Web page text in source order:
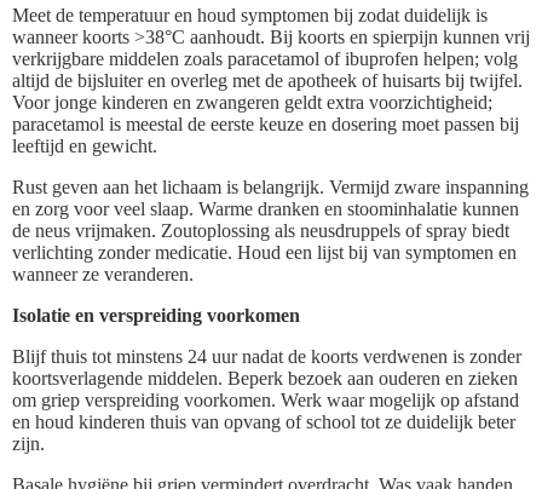
Meet de temperatuur en houd symptomen bij zodat duidelijk is
wanneer koorts >38°C aanhoudt. Bij koorts en spierpijn kunnen vrij
verkrijgbare middelen zoals paracetamol of ibuprofen helpen; volg
altijd de bijsluiter en overleg met de apotheek of huisarts bij twijfel.
Voor jonge kinderen en zwangeren geldt extra voorzichtigheid;
paracetamol is meestal de eerste keuze en dosering moet passen bij
leeftijd en gewicht.
Rust geven aan het lichaam is belangrijk. Vermijd zware inspanning
en zorg voor veel slaap. Warme dranken en stoominhalatie kunnen
de neus vrijmaken. Zoutoplossing als neusdruppels of spray biedt
verlichting zonder medicatie. Houd een lijst bij van symptomen en
wanneer ze veranderen.
Isolatie en verspreiding voorkomen
Blijf thuis tot minstens 24 uur nadat de koorts verdwenen is zonder
koortsverlagende middelen. Beperk bezoek aan ouderen en zieken
om griep verspreiding voorkomen. Werk waar mogelijk op afstand
en houd kinderen thuis van opvang of school tot ze duidelijk beter
zijn.
Basale hygiëne bij griep vermindert overdracht. Was vaak handen